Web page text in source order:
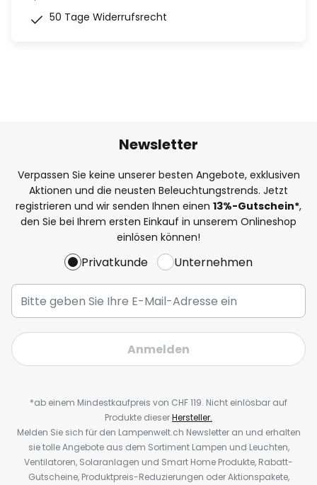
50 Tage Widerrufsrecht
Newsletter
Verpassen Sie keine unserer besten Angebote, exklusiven
Aktionen und die neusten Beleuchtungstrends. Jetzt
registrieren und wir senden Ihnen einen 13%-Gutschein*,
den Sie bei Ihrem ersten Einkauf in unserem Onlineshop
einlösen können!
Privatkunde Unternehmen
Anmelden
*ab einem Mindestkaufpreis von CHF 119. Nicht einlösbar auf
Produkte dieserHersteller.
Melden Sie sich für den Lampenwelt.ch Newsletter an und erhalten
sie tolle Angebote aus dem Sortiment Lampen und Leuchten,
Ventilatoren, Solaranlagen und Smart Home Produkte, Rabatt-
Gutscheine, Produktpreis-Reduzierungen oder Aktionspakete,